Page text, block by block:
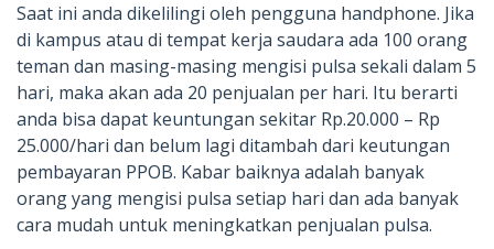
Saat ini anda dikelilingi oleh pengguna handphone. Jika
di kampus atau di tempat kerja saudara ada 100 orang
teman dan masing-masing mengisi pulsa sekali dalam 5
hari, maka akan ada 20 penjualan per hari. Itu berarti
anda bisa dapat keuntungan sekitar Rp.20.000 – Rp
25.000/hari dan belum lagi ditambah dari keutungan
pembayaran PPOB. Kabar baiknya adalah banyak
orang yang mengisi pulsa setiap hari dan ada banyak
cara mudah untuk meningkatkan penjualan pulsa.